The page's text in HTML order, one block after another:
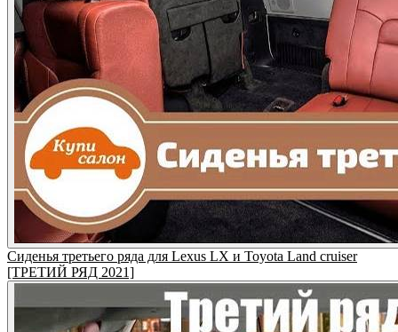
Сиденья третьего ряда для Lexus LX и Toyota Land cruiser
[ТРЕТИЙ РЯД 2021]